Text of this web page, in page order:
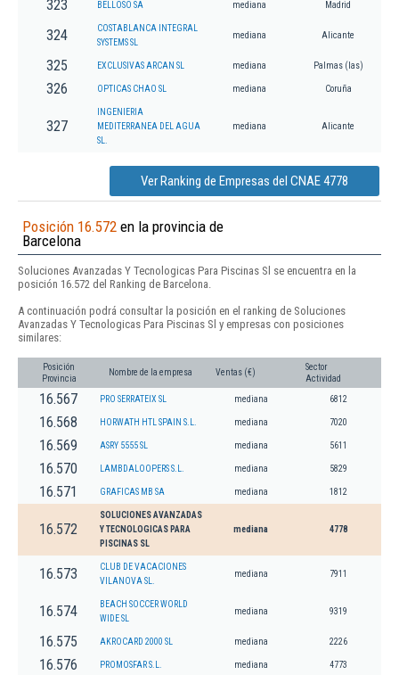
323 BELLOSO SA mediana Madrid
324
COSTABLANCA INTEGRAL
SYSTEMS SL
mediana Alicante
325 EXCLUSIVAS ARCAN SL mediana Palmas (las)
326 OPTICAS CHAO SL mediana Coruña
327
INGENIERIA
MEDITERRANEA DEL AGUA
SL.
mediana Alicante
Ver Ranking de Empresas del CNAE 4778
Posición 16.572 en la provincia de
Barcelona
Soluciones Avanzadas Y Tecnologicas Para Piscinas Sl se encuentra en la
posición 16.572 del Ranking de Barcelona.
A continuación podrá consultar la posición en el ranking de Soluciones
Avanzadas Y Tecnologicas Para Piscinas Sl y empresas con posiciones
similares:
Posición
Provincia
Nombre de la empresa Ventas (€)
Sector
Actividad
16.567 PRO SERRATEIX SL mediana 6812
16.568 HORWATH HTL SPAIN S.L. mediana 7020
16.569 ASRY 5555 SL mediana 5611
16.570 LAMBDALOOPERS S.L. mediana 5829
16.571 GRAFICAS MB SA mediana 1812
16.572
SOLUCIONES AVANZADAS
Y TECNOLOGICAS PARA
PISCINAS SL
mediana 4778
16.573
CLUB DE VACACIONES
VILANOVA SL.
mediana 7911
16.574
BEACH SOCCER WORLD
WIDE SL
mediana 9319
16.575 AKROCARD 2000 SL mediana 2226
16.576 PROMOSFAR S.L. mediana 4773